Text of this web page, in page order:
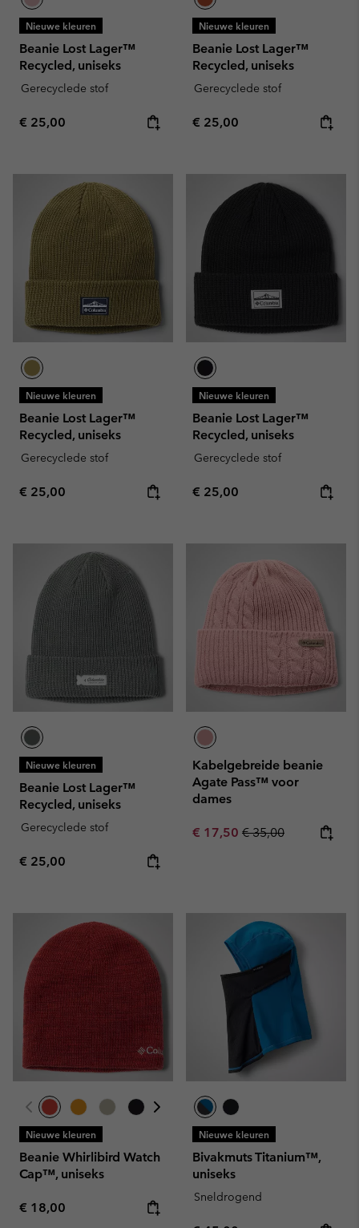
Nieuwe kleuren
Beanie Lost Lager™
Recycled, uniseks
Gerecyclede stof
Regular price:
€ 25,00
Nieuwe kleuren
Beanie Lost Lager™
Recycled, uniseks
Gerecyclede stof
Regular price:
€ 25,00
Nieuwe kleuren
Beanie Lost Lager™
Recycled, uniseks
Gerecyclede stof
Regular price:
€ 25,00
Nieuwe kleuren
Beanie Lost Lager™
Recycled, uniseks
Gerecyclede stof
Regular price:
€ 25,00
Nieuwe kleuren
Beanie Lost Lager™
Recycled, uniseks
Gerecyclede stof
Regular price:
€ 25,00
Kabelgebreide beanie
Agate Pass™ voor
dames
Sale price:
€ 17,50 Regular price:
€ 35,00
Nieuwe kleuren
Beanie Whirlibird Watch
Cap™, uniseks
Regular price:
€ 18,00
Nieuwe kleuren
Bivakmuts Titanium™,
uniseks
Sneldrogend